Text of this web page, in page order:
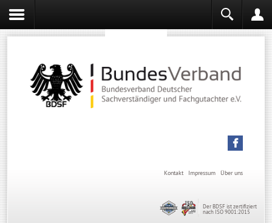
Über uns
Impressum
Kontakt
Der BDSF ist zertifiziert
nach ISO 9001:2015